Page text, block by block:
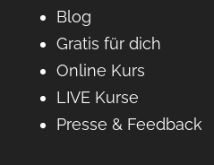
Blog
Gratis für dich
Online Kurs
LIVE Kurse
Presse & Feedback